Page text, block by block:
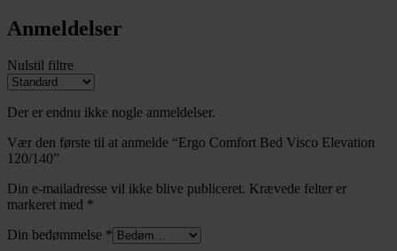
Anmeldelser
Nulstil filtre
Der er endnu ikke nogle anmeldelser.
Vær den første til at anmelde “Ergo Comfort Bed Visco Elevation
120/140”
Din e-mailadresse vil ikke blive publiceret. Krævede felter er
markeret med *
Din bedømmelse *